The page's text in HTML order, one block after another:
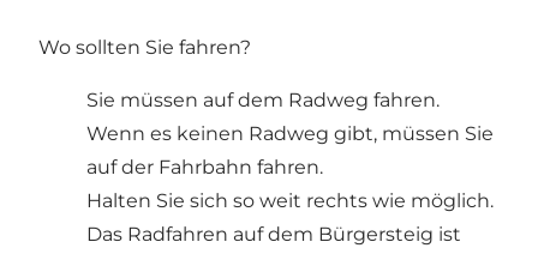
Wo sollten Sie fahren?
Sie müssen auf dem Radweg fahren.
Wenn es keinen Radweg gibt, müssen Sie
auf der Fahrbahn fahren.
Halten Sie sich so weit rechts wie möglich.
Das Radfahren auf dem Bürgersteig ist